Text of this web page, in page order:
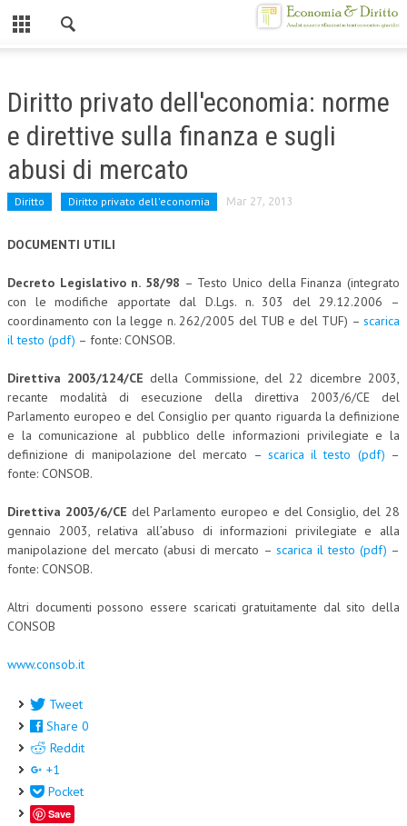
CHI SIAMO
ORGANIZZAZIONE
ALTA FORMAZIONE
CORSI CE.S.E.D.
ARCHIVIO CORSI 2015
BROCHURE CE.S.E.D.
LA RIVISTA
LA RIVISTA
REDAZIONE
PEER REVIEW
AUTORI
Diritto privato dell'economia: norme
e direttive sulla finanza e sugli
abusi di mercato
Diritto Diritto privato dell'economia Mar 27, 2013
DOCUMENTI UTILI
Decreto Legislativo n. 58/98 – Testo Unico della Finanza (integrato
con le modifiche apportate dal D.Lgs. n. 303 del 29.12.2006 –
coordinamento con la legge n. 262/2005 del TUB e del TUF) – scarica
il testo (pdf) – fonte: CONSOB.
Direttiva 2003/124/CE della Commissione, del 22 dicembre 2003,
recante modalità di esecuzione della direttiva 2003/6/CE del
Parlamento europeo e del Consiglio per quanto riguarda la definizione
e la comunicazione al pubblico delle informazioni privilegiate e la
definizione di manipolazione del mercato – scarica il testo (pdf) –
fonte: CONSOB.
Direttiva 2003/6/CE del Parlamento europeo e del Consiglio, del 28
gennaio 2003, relativa all’abuso di informazioni privilegiate e alla
manipolazione del mercato (abusi di mercato – scarica il testo (pdf) –
fonte: CONSOB.
Altri documenti possono essere scaricati gratuitamente dal sito della
CONSOB
www.consob.it
Tweet
Share 0
Reddit
+1
Pocket
Save